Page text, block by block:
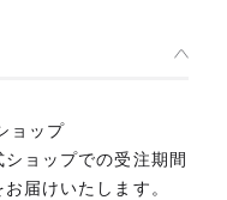
ョップ
ョップでの受注期間
届けいたします。